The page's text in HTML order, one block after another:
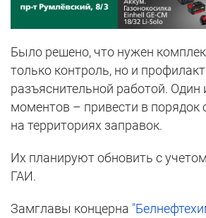
Было решено, что нужен
только контроль, но и
разъяснительной работой.
моментов – привести в
на территориях заправок.
Их планируют обновить с
ГАИ.
Замглавы концерна